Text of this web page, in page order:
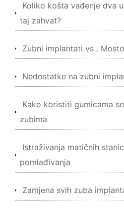
Koliko košta vađenje dva
taj zahvat?
Zubni implantati vs .
Nedostatke na zubni
Kako koristiti gumicama
zubima
Istraživanja matičnih
pomlađivanja
Zamjena svih zuba